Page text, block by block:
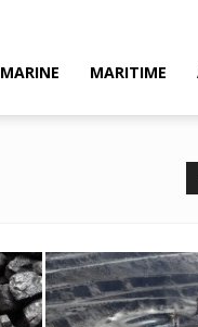
MARINE MARITIME